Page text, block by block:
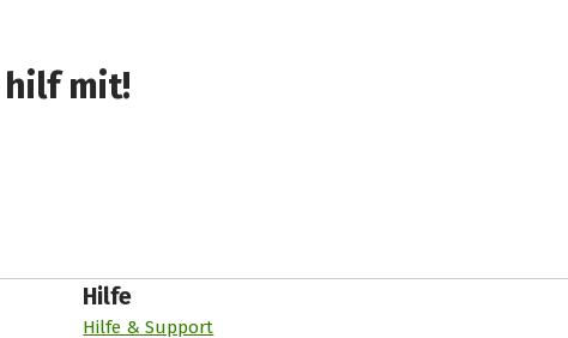
mit!
Hilfe
Hilfe & Support